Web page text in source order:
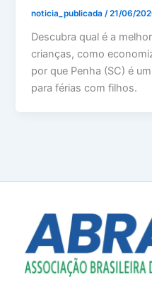
noticia_publicada/21/06/
Descubra qual é a
crianças, como
por que Penha (SC) é
para férias com filhos.